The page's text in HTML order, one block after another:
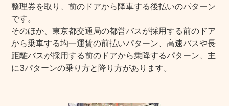
整理券を取り、前のドアから降車する後払いのパターン
です。
そのほか、東京都交通局の都営バスが採用する前のドア
から乗車する均一運賃の前払いパターン、高速バスや長
距離バスが採用する前のドアから乗降するパターン、主
に3パターンの乗り方と降り方があります。